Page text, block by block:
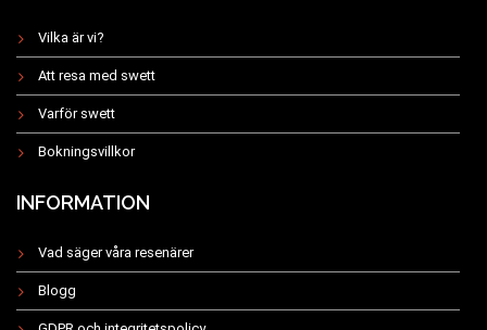
Vilka är vi?
Att resa med swett
Varför swett
Bokningsvillkor
INFORMATION
Vad säger våra resenärer
Blogg